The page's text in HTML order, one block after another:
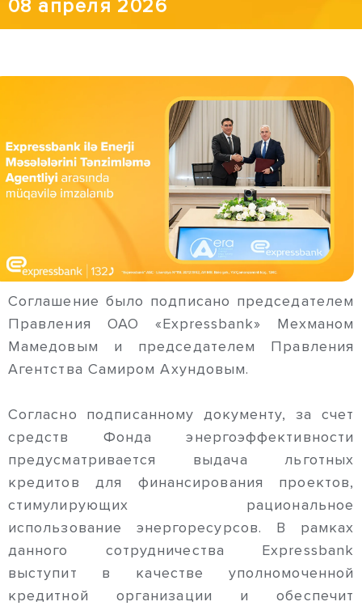
08 апреля 2026
Соглашение было подписано председателем
Правления ОАО «Expressbank» Мехманом
Мамедовым и председателем Правления
Агентства Самиром Ахундовым.
Согласно подписанному документу, за счет
средств Фонда энергоэффективности
предусматривается выдача льготных
кредитов для финансирования проектов,
стимулирующих рациональное
использование энергоресурсов. В рамках
данного сотрудничества Expressbank
выступит в качестве уполномоченной
кредитной организации и обеспечит